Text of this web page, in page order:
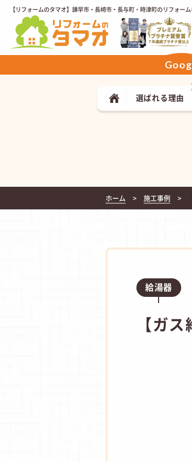
【リフォームのタマオ】諫早市・長崎市・長与町・時津町のリフォー
選ばれる理由
ホーム 施工事例
給湯器
【ガ